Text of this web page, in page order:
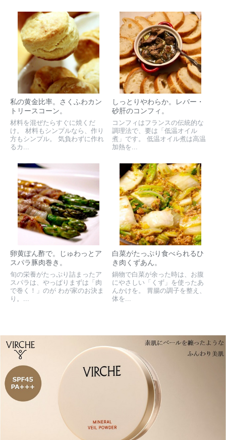
私の黄金比率。さくふわカン
トリースコーン。
材料を混ぜたらすぐに焼くだ
け。 材料もシンプルなら、作り
方もシンプル。 気負わずに作れ
るカ...
しっとりやわらか。レバー・
砂肝のコンフィ。
コンフィはフランスの伝統的な
調理法で、要は「低温オイル
煮」です。 低温オイル煮は高温
加熱を...
卵黄ぽん酢で。じゅわっとア
スパラ豚肉巻き。
旬の栄養がたっぷり詰まったア
スパラは、やっぱりまずは「肉
で巻く！」のが わが家のお決ま
り。...
白菜がたっぷり食べられるひ
き肉くずあん。
鍋物で白菜が余った時は、お腹
にやさしい「くず」を使ったあ
んかけを。 胃腸の調子を整え、
体を...